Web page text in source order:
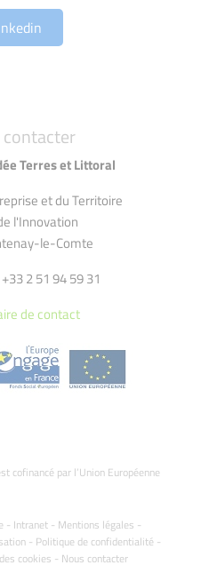
contacter
Terres et Littoral
et du Territoire
l'Innovation
le-Comte
2 51 94 59 31
de contact
cofinancé par l’Union Européenne
- Intranet- Mentions légales -
- Politique de confidentialité -
cookies - Nous contacter